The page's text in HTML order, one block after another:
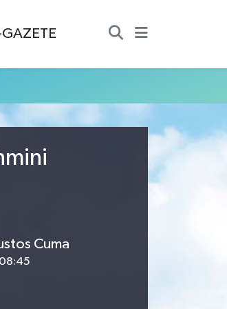
GAZETE
Cuma
08:45